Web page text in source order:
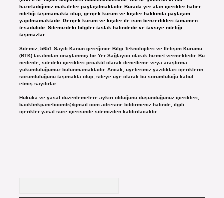
hazırladığımız makaleler paylaşılmaktadır. Burada yer alan içerikler haber
niteliği taşımamakta olup, gerçek kurum ve kişiler hakkında paylaşım
yapılmamaktadır. Gerçek kurum ve kişiler ile isim benzerlikleri tamamen
tesadüfidir. Sitemizdeki bilgiler taslak halindedir ve tavsiye niteliği
taşımazlar.
Sitemiz, 5651 Sayılı Kanun gereğince Bilgi Teknolojileri ve İletişim Kurumu
(BTK) tarafından onaylanmış bir Yer Sağlayıcı olarak hizmet vermektedir. Bu
nedenle, sitedeki içerikleri proaktif olarak denetleme veya araştırma
yükümlülüğümüz bulunmamaktadır. Ancak, üyelerimiz yazdıkları içeriklerin
sorumluluğunu taşımakta olup, siteye üye olarak bu sorumluluğu kabul
etmiş sayılırlar.
Hukuka ve yasal düzenlemelere aykırı olduğunu düşündüğünüz içerikleri,
backlinkpanelicomtr@gmail.comadresine bildirmeniz halinde, ilgili
içerikler yasal süre içerisinde sitemizden kaldırılacaktır.